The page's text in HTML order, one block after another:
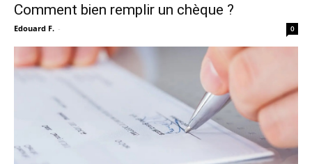
Comment bien remplir un chèque ?
Edouard F. - 0